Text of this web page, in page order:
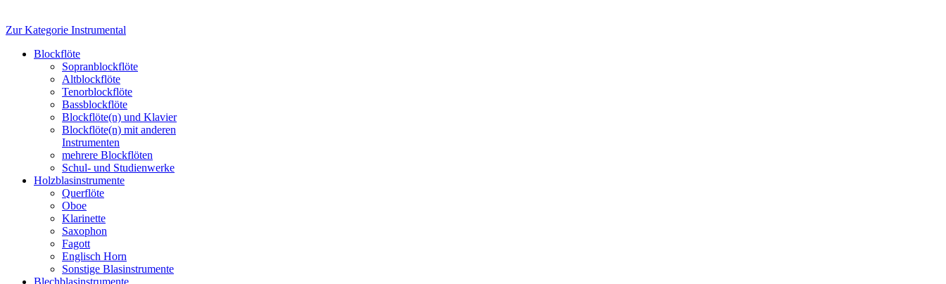
Zur Kategorie Instrumental
Blockflöte
Sopranblockflöte
Altblockflöte
Tenorblockflöte
Bassblockflöte
Blockflöte(n) und Klavier
Blockflöte(n) mit anderen
Instrumenten
mehrere Blockflöten
Schul- und Studienwerke
Holzblasinstrumente
Querflöte
Oboe
Klarinette
Saxophon
Fagott
Englisch Horn
Sonstige Blasinstrumente
Blechblasinstrumente